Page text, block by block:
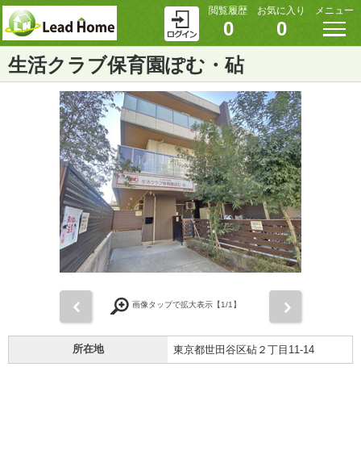
閲覧履歴
0
お気に入り
0
メニュー
生活クラブ保育園ぽむ・砧
画像タップで拡大表示【1/1】
所在地 東京都世田谷区砧２丁目11-14